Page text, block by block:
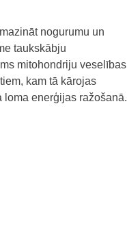
nogurumu un
taukskābju
mitohondriju veselības
kam tā kārojas
loma enerģijas ražošanā.